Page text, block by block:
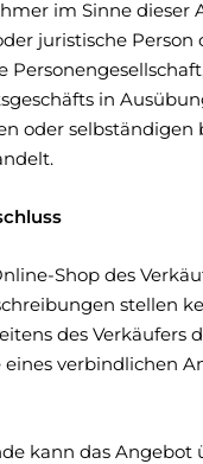
im Sinne dieser
juristische Person
in
oder selbständigen
Shop des
stellen
des Verkäufers
eines verbindlichen
kann das Angebot